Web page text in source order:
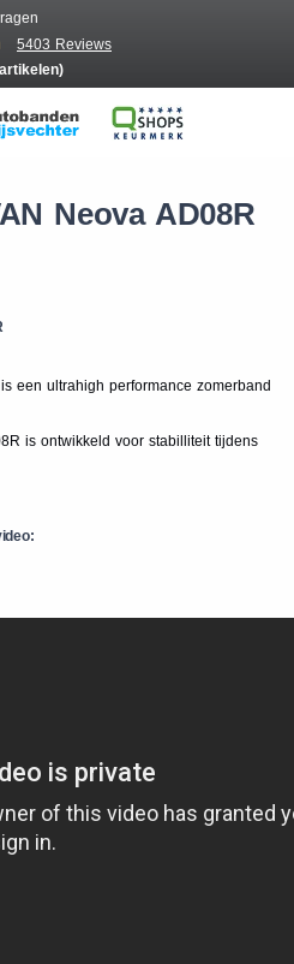
5403 Reviews
Neova AD08R
een ultrahigh performance zomerband
is ontwikkeld voor stabilliteit tijdens